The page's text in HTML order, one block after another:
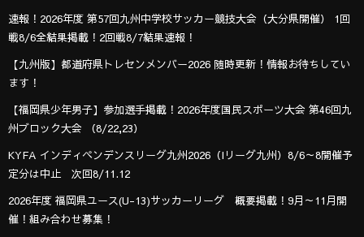
速報！2026年度 第57回九州中学校サッカー競技大会（大分県開催） 1回
戦8/6全結果掲載！2回戦8/7結果速報！
【九州版】都道府県トレセンメンバー2026 随時更新！情報お待ちしてい
ます！
【福岡県少年男子】参加選手掲載！2026年度国民スポーツ大会 第46回九
州ブロック大会 （8/22,23）
KYFA インディペンデンスリーグ九州2026（Iリーグ九州）8/6～8開催予
定分は中止 次回8/11.12
2026年度 福岡県ユース(U-13)サッカーリーグ 概要掲載！9月～11月開
催！組み合わせ募集！